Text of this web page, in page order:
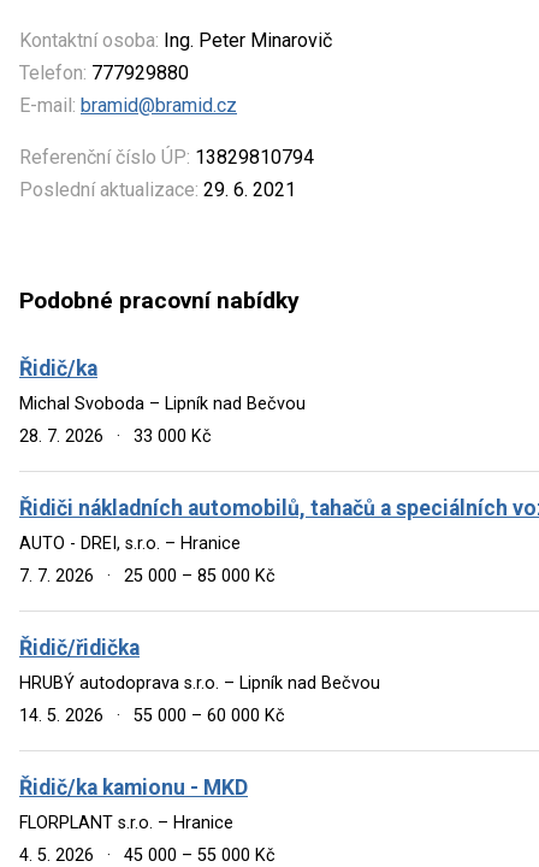
Kontaktní osoba: Ing. Peter Minarovič
Telefon: 777929880
E-mail: bramid@bramid.cz
Referenční číslo ÚP: 13829810794
Poslední aktualizace: 29. 6. 2021
Podobné pracovní nabídky
Řidič/ka
Michal Svoboda – Lipník nad Bečvou
28. 7. 2026
· 33 000 Kč
Řidiči nákladních automobilů, tahačů a speciálních
AUTO - DREI, s.r.o. – Hranice
7. 7. 2026
· 25 000 – 85 000 Kč
Řidič/řidička
HRUBÝ autodoprava s.r.o. – Lipník nad Bečvou
14. 5. 2026
· 55 000 – 60 000 Kč
Řidič/ka kamionu - MKD
FLORPLANT s.r.o. – Hranice
4. 5. 2026
· 45 000 – 55 000 Kč